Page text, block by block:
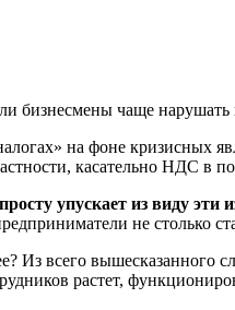
бизнесмены чаще нарушать
на фоне кризисных
касательно НДС в
упускает из виду эти
не столько
Из всего вышесказанного
растет,